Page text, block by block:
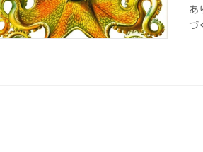
あ
づ